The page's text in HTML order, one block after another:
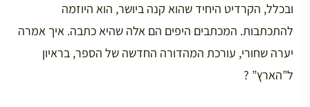
ובכלל, הקרדיט היחיד שהוא קנה ביושר, הוא היוזמה
להתכתבות. המכתבים היפים הם אלה שהיא כתבה. איך אמרה
יערה שחורי, עורכת המהדורה החדשה של הספר, בראיון
ל”הארץ” ?